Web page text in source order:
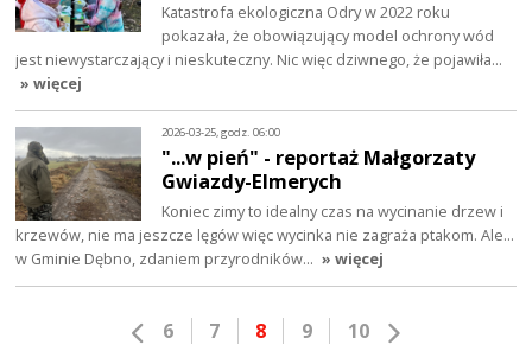
Katastrofa ekologiczna Odry w 2022 roku
pokazała, że obowiązujący model ochrony wód
jest niewystarczający i nieskuteczny. Nic więc dziwnego, że pojawiła…
» więcej
2026-03-25, godz. 06:00
"...w pień" - reportaż Małgorzaty
Gwiazdy-Elmerych
Koniec zimy to idealny czas na wycinanie drzew i
krzewów, nie ma jeszcze lęgów więc wycinka nie zagraża ptakom. Ale...
w Gminie Dębno, zdaniem przyrodników… » więcej
6 7 8 9 10